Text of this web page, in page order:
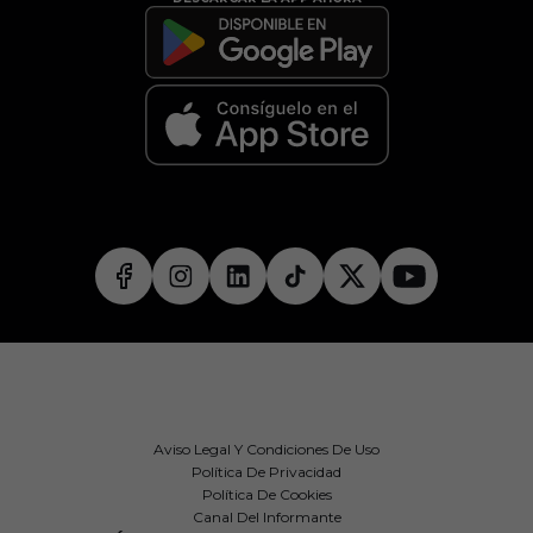
Aviso Legal Y Condiciones De Uso
Política De Privacidad
Política De Cookies
Canal Del Informante